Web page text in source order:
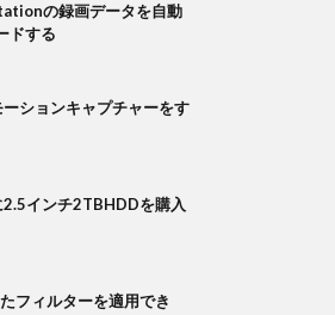
の録画データを自動
ドする
ションキャプチャーをす
インチ2TBHDDを購入
フィルターを適用でき